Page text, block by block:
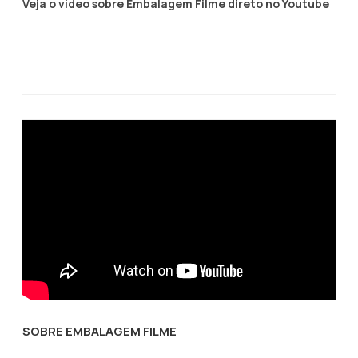
paletes até objetos de formato
Estamos comprometidos em ajudar sua
ter controle sobre a qualidade e a
garantindo que elas atendam perfeitamente
às suas necessidades de embalagem. Entre
Veja o vídeo sobre Embalagem Filme direto no Youtube
SOBRE EMBALAGEM FILME